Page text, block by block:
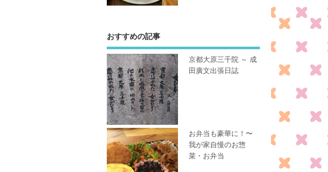
おすすめの記事
京都大原三千院 ～ 成
田廣文出張日誌
お弁当も豪華に！〜
我が家自慢のお惣
菜・お弁当